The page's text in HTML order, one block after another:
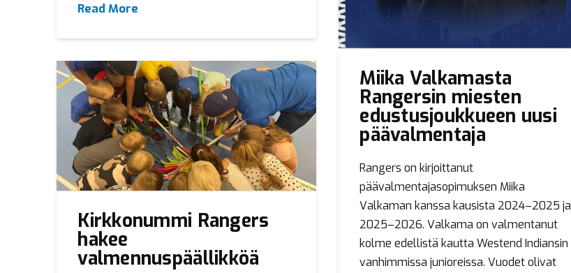
Read More
Miika Valkamasta
Rangersin miesten
edustusjoukkueen uusi
päävalmentaja
Rangers on kirjoittanut
päävalmentajasopimuksen Miika
Valkaman kanssa kausista 2024–2025 ja
2025–2026. Valkama on valmentanut
kolme edellistä kautta Westend Indiansin
vanhimmissa junioreissa. Vuodet olivat
Kirkkonummi Rangers
hakee
valmennuspäällikköä